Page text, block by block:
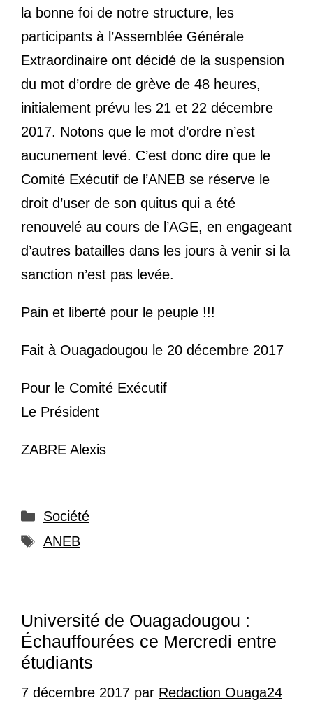
la bonne foi de notre structure, les
participants à l’Assemblée Générale
Extraordinaire ont décidé de la suspension
du mot d’ordre de grève de 48 heures,
initialement prévu les 21 et 22 décembre
2017. Notons que le mot d’ordre n’est
aucunement levé. C’est donc dire que le
Comité Exécutif de l’ANEB se réserve le
droit d’user de son quitus qui a été
renouvelé au cours de l’AGE, en engageant
d’autres batailles dans les jours à venir si la
sanction n’est pas levée.
Pain et liberté pour le peuple !!!
Fait à Ouagadougou le 20 décembre 2017
Pour le Comité Exécutif
Le Président
ZABRE Alexis
Catégories
Société
Étiquettes
ANEB
Université de Ouagadougou :
Échauffourées ce Mercredi entre
étudiants
7 décembre 2017 par Redaction Ouaga24